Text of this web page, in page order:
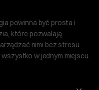
powinna być prosta i
które pozwalają
nimi bez stresu.
w jednym miejscu.